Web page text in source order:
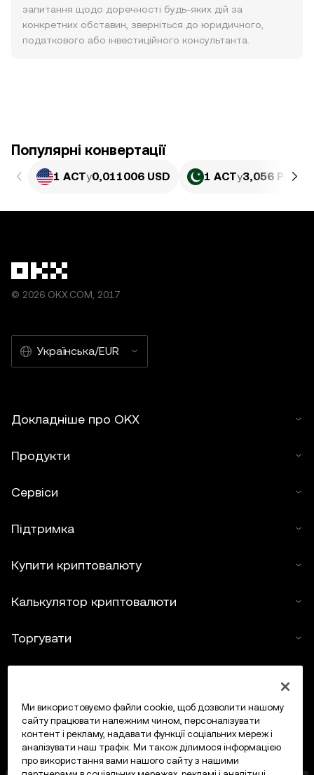
запитання щодо доречності будь-яких дій за
конкретних обставин, зверніться до юридичного,
податкового або інвестиційного консультанта.
Популярні конвертації
1 ACTу0,011006 USD 1 ACTу3,056 PKR
© 2026 OKX.COM, 2017
Українська/EUR
Докладніше про OKX
Продукти
Сервіси
Підтримка
Купити криптовалюту
Калькулятор криптовалюти
Торгувати
Ми використовуємо файли cookie, щоб дозволити нашому
сайту працювати належним чином, персоналізувати
контент і рекламу, надавати функції соціальних мереж і
аналізувати наш трафік. Ми також ділимося інформацією
про використання вами нашого сайту з нашими